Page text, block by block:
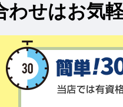
わせはお気